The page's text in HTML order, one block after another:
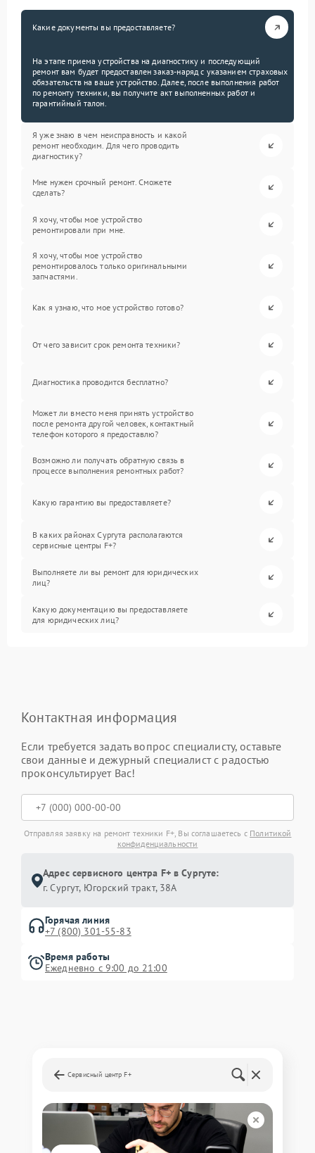
Какие документы вы предоставляете?
На этапе приема устройства на диагностику и последующий
ремонт вам будет предоставлен заказ-наряд с указанием страховых
обязательств на ваше устройство. Далее, после выполнения работ
по ремонту техники, вы получите акт выполненных работ и
гарантийный талон.
Я уже знаю в чем неисправность и какой
ремонт необходим. Для чего проводить
диагностику?
Мне нужен срочный ремонт. Сможете
сделать?
Я хочу, чтобы мое устройство
ремонтировали при мне.
Я хочу, чтобы мое устройство
ремонтировалось только оригинальными
запчастями.
Как я узнаю, что мое устройство готово?
От чего зависит срок ремонта техники?
Диагностика проводится бесплатно?
Может ли вместо меня принять устройство
после ремонта другой человек, контактный
телефон которого я предоставлю?
Возможно ли получать обратную связь в
процессе выполнения ремонтных работ?
Какую гарантию вы предоставляете?
В каких районах Сургута располагаются
сервисные центры F+?
Выполняете ли вы ремонт для юридических
лиц?
Какую документацию вы предоставляете
для юридических лиц?
Контактная информация
Если требуется задать вопрос специалисту, оставьте
свои данные и дежурный специалист с радостью
проконсультирует Вас!
Отправляя заявку на ремонт техники F+, Вы соглашаетесь с Политикой
конфиденциальности
Адрес сервисного центра F+ в Сургуте:
г. Сургут, Югорский тракт, 38А
Горячая линия
+7 (800) 301-55-83
Время работы
Ежедневно с 9:00 до 21:00
Сервисный центр F+